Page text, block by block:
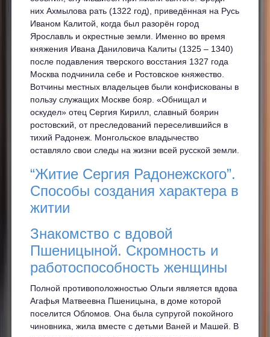
них Ахмылова рать (1322 год), приведённая на Русь
Иваном Калитой, когда был разорён город
Ярославль и окрестные земли. Именно во время
княжения Ивана Даниловича Калиты (1325 – 1340)
после подавления тверского восстания 1327 года
Москва подчинила себе и Ростовское княжество.
Вотчины местных владельцев были конфискованы в
пользу служащих Москве бояр. «Обнищал и
оскудел» отец Сергия Кирилл, славный боярин
ростовский, от преследований переселившийся в
тихий Радонеж. Монгольское владычество
оставляло свои следы на жизни всей русской земли.
“Житие Сергия Радонежского”.
Способы создания характера в
житии
Знакомство с вдовой
Пшеницыной. Скромность и
работоспособность женщины
Полной противоположностью Ольги является вдова
Агафья Матвеевна Пшеницына, в доме которой
поселится Обломов. Она была супругой покойного
чиновника, жила вместе с детьми Ваней и Машей. В